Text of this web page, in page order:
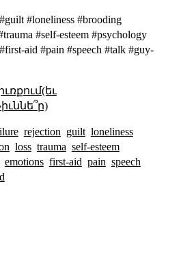
#loneliness #brooding
#self-esteem #psychology
aid #pain #speech #talk #guy-
rejection guilt loneliness
loss trauma self-esteem
emotions first-aid pain speech